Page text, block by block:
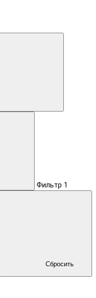
Фильтр 1
Сбросить